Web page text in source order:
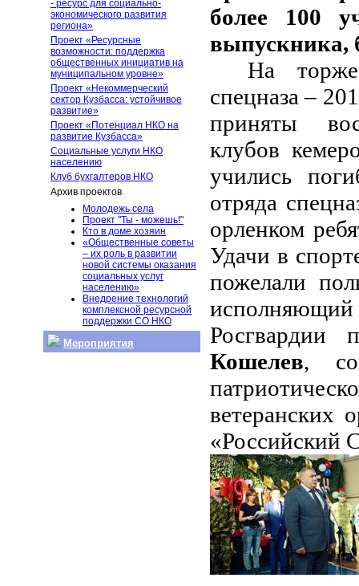
- ресурс для социально-
экономического развития
региона»
Проект «Ресурсные
возможности: поддержка
общественных инициатив на
муниципальном уровне»
Проект «Некоммерческий
сектор Кузбасса: устойчивое
развитие»
Проект «Потенциал НКО на
развитие Кузбасса»
Социальные услуги НКО
населению
Клуб бухгалтеров НКО
Архив проектов
Молодежь села
Проект "Ты - можешь!"
Кто в доме хозяин
«Общественные советы
– их роль в развитии
новой системы оказания
социальных услуг
населению»
Внедрение технологий
комплексной ресурсной
поддержки СО НКО
Мероприятия
более 100
На
спецназа –
приняты
клубов
учились
отряда
орленком
Удачи в
пожелали
исполняющий
Кошелев,
«Российский